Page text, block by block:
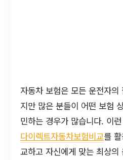
자동차 보험은 모든 운전자
지만 많은 분들이 어떤 보험
민하는 경우가 많습니다. 이
다이렉트자동차보험비교를
교하고 자신에게 맞는 최상의